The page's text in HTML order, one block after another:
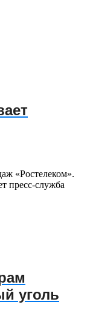
«Ростелеком».
пресс-служба
уголь